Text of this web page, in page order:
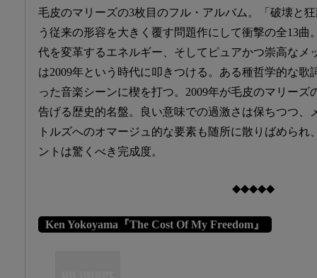
毛皮のマリーズの3枚目のフル・アルバム。「破壊と
う従来の形容を大きく覆す問題作にして衝撃の全13曲
代を変革するエネルギー、そしてピュアかつ崇高なメ
は2009年という時代に叩きつける。ある種哲学的な歌
った音楽シーンに楔を打つ。2009年が毛皮のマリーズ
告げる歴史的名盤。良い意味での過激さは保ちつつ、
トルズへのオマージュ的な要素も随所に散りばめられ
ントは驚くべき完成度。
◆◆◆◆◆
Ken Yokoyama『The Cost Of My Freedom』